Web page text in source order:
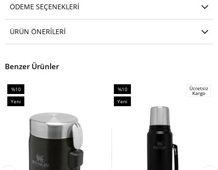
ÖDEME SEÇENEKLERI
ÜRÜN ÖNERILERI
Benzer Ürünler
%10
İndirim
Yeni
%10
İndirim
Yeni
Ücretsiz
Kargo